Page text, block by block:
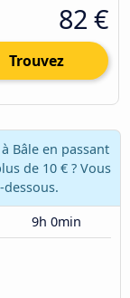
82 €
Trouvez
Bâle en passant
de 10 € ? Vous
9h 0min